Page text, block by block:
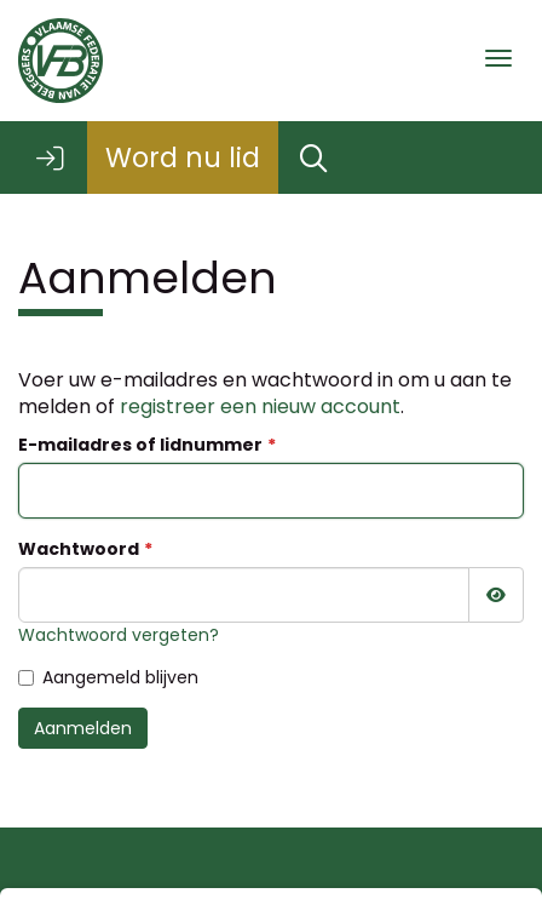
Word nu lid
Aanmelden
Voer uw e-mailadres en wachtwoord in om u aan te
melden of registreer een nieuw account.
E-mailadres of lidnummer
Wachtwoord
Wachtwoord vergeten?
Aangemeld blijven
Aanmelden